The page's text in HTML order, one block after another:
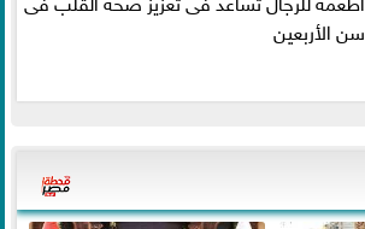
سن الأربعين